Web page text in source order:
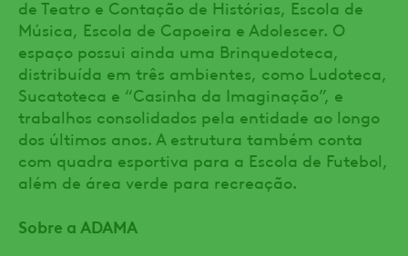
de Teatro e Contação de Histórias, Escola de
Música, Escola de Capoeira e Adolescer. O
espaço possui ainda uma Brinquedoteca,
distribuída em três ambientes, como Ludoteca,
Sucatoteca e “Casinha da Imaginação”, e
trabalhos consolidados pela entidade ao longo
dos últimos anos. A estrutura também conta
com quadra esportiva para a Escola de Futebol,
além de área verde para recreação.
Sobre a ADAMA